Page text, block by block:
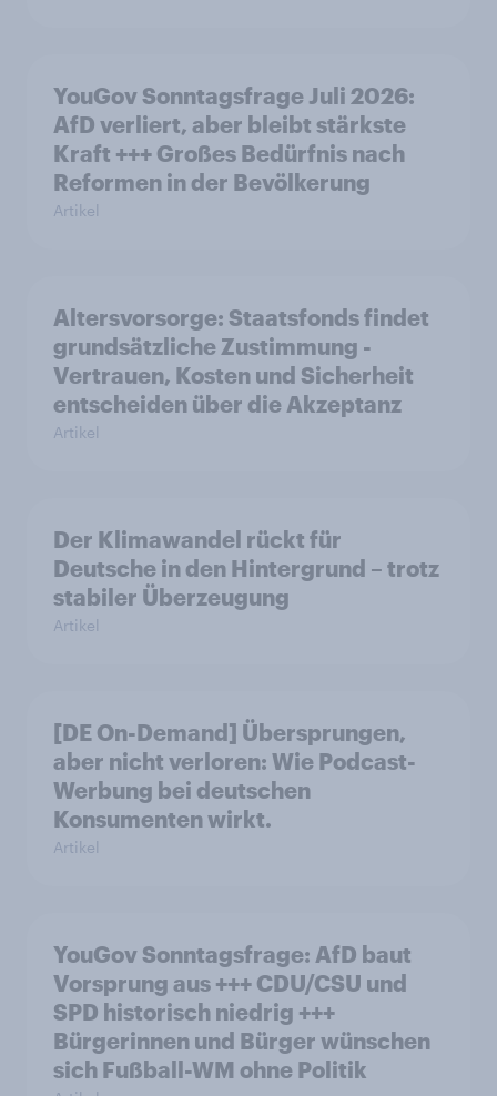
YouGov Sonntagsfrage Juli 2026:
AfD verliert, aber bleibt stärkste
Kraft +++ Großes Bedürfnis nach
Reformen in der Bevölkerung
Artikel
Altersvorsorge: Staatsfonds findet
grundsätzliche Zustimmung -
Vertrauen, Kosten und Sicherheit
entscheiden über die Akzeptanz
Artikel
Der Klimawandel rückt für
Deutsche in den Hintergrund – trotz
stabiler Überzeugung
Artikel
[DE On-Demand] Übersprungen,
aber nicht verloren: Wie Podcast-
Werbung bei deutschen
Konsumenten wirkt.
Artikel
YouGov Sonntagsfrage: AfD baut
Vorsprung aus +++ CDU/CSU und
SPD historisch niedrig +++
Bürgerinnen und Bürger wünschen
sich Fußball-WM ohne Politik